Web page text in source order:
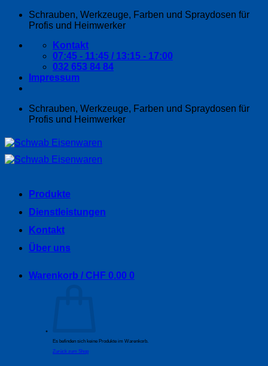
Zum
Schrauben, Werkzeuge, Farben und Spraydosen für
Profis und Heimwerker
Kontakt
07:45 - 11:45 / 13:15 - 17:00
032 653 84 84
Impressum
Schrauben, Werkzeuge, Farben und Spraydosen für
Profis und Heimwerker
Produkte
Dienstleistungen
Kontakt
Über uns
Warenkorb / CHF 0.00 0
Es befinden sich keine Produkte im Warenkorb.
Zurück zum Shop